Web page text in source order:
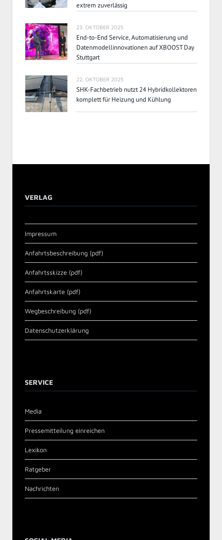
extrem zuverlässig
23. OKTOBER 2025
End-to-End Service, Automatisierung und
Datenmodellinnovationen auf XBOOST Day
Stuttgart
22. OKTOBER 2025
SHK-Fachbetrieb nutzt 24 Hybridkollektoren
komplett für Heizung und Kühlung
VERLAG
Impressum
Anfahrtsbeschreibung (pdf)
Anfahrtsskizze (pdf)
Anfahrtskarte (pdf)
Wegbeschreibung (pdf)
Datenschutzerklärung
SERVICE
Media
Pressemitteilung einreichen
Lexikon
Ratgeber
Nachrichten